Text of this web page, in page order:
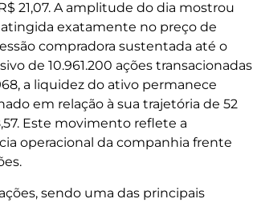
21,07. A amplitude do dia mostrou
exatamente no preço de
compradora sustentada até o
de 10.961.200 ações transacionadas
a liquidez do ativo permanece
em relação à sua trajetória de 52
Este movimento reflete a
operacional da companhia frente
sendo uma das principais